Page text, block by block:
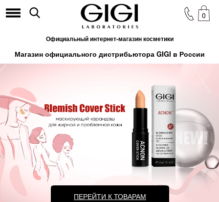
Официальный интернет-магазин косметики
0
Магазин официального дистрибьютора GIGI в России
ПЕРЕЙТИ К ТОВАРАМ